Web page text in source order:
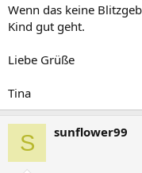
Wenn das keine
Kind gut geht.
Liebe Grüße
Tina
S sunflower99